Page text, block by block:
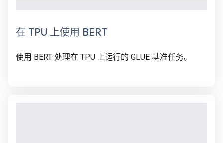
在 TPU 上使用 BERT
使用 BERT 处理在 TPU 上运行的 GLUE 基准任务。